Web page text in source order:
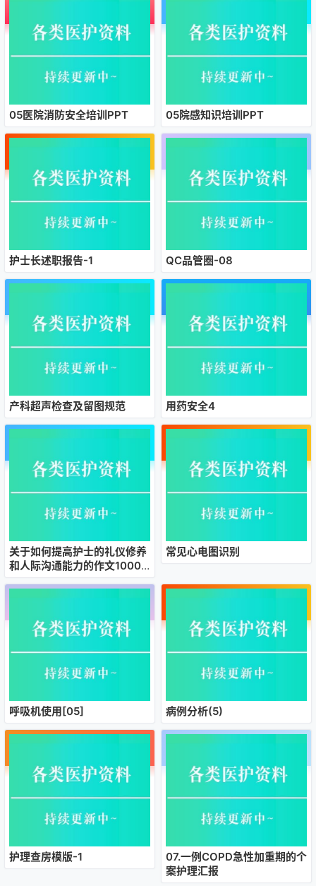
05医院消防安全培训PPT 05院感知识培训PPT
护士长述职报告-1 QC品管圈-08
产科超声检查及留图规范 用药安全4
关于如何提高护士的礼仪修养
和人际沟通能力的作文1000
常见心电图识别
呼吸机使用[05] 病例分析(5)
护理查房模版-1
07.一例COPD急性加重期的个
案护理汇报